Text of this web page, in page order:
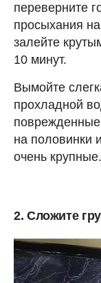
переверните
просыхания
залейте
10 минут.
Вымойте
прохладной
на половинки
очень крупные.
2. Сложите